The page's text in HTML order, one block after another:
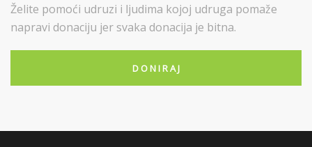
Želite pomoći udruzi i ljudima kojoj udruga pomaže
napravi donaciju jer svaka donacija je bitna.
D O N I R A J